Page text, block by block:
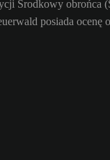
Środkowy obrońca
posiada ocenę